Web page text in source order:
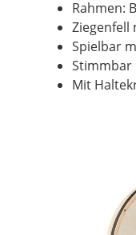
Rahmen:
Ziegenfell
Spielbar
Stimmbar
Mit